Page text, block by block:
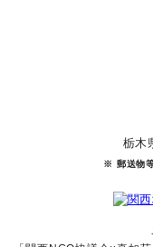
栃木
※ 郵送物